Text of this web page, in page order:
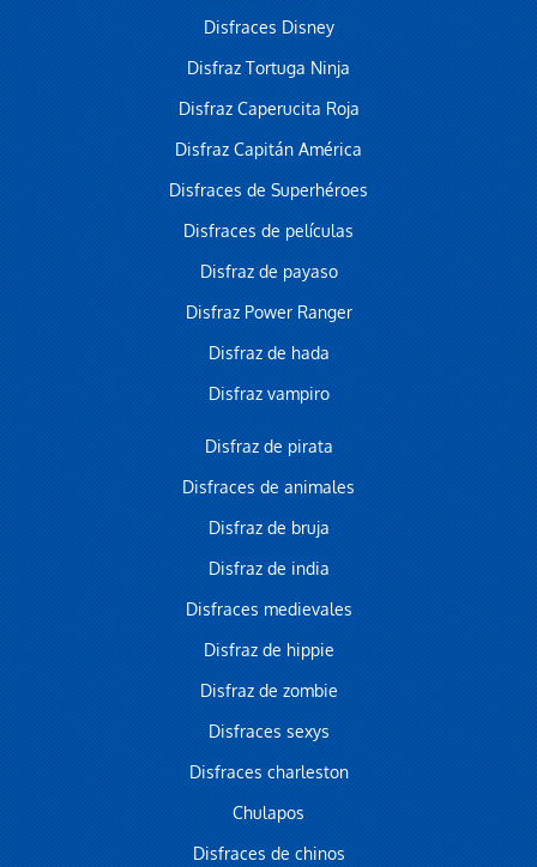
Disfraces Disney
Disfraz Tortuga Ninja
Disfraz Caperucita Roja
Disfraz Capitán América
Disfraces de Superhéroes
Disfraces de películas
Disfraz de payaso
Disfraz Power Ranger
Disfraz de hada
Disfraz vampiro
Disfraz de pirata
Disfraces de animales
Disfraz de bruja
Disfraz de india
Disfraces medievales
Disfraz de hippie
Disfraz de zombie
Disfraces sexys
Disfraces charleston
Chulapos
Disfraces de chinos